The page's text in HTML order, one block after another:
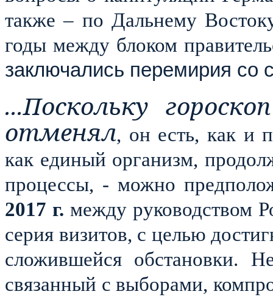
также – по Дальнему
годы между блоком
заключались перемирия со
...Поскольку
отменял, он есть, как и
как единый организм,
процессы, - можно
2017 г. между руководством
серия визитов, с целью
сложившейся обстановки.
связанный с выборами,